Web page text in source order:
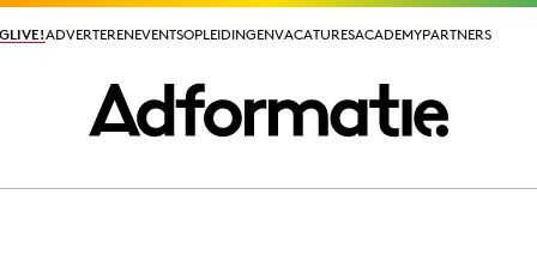
ADVERTERENEVENTSOPLEIDINGENVACATURESACADEMYPARTNERS
ADVERTERENEVENTSOPLEIDINGENVACATURESACADEMYPARTNERS